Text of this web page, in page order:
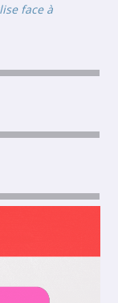
face à